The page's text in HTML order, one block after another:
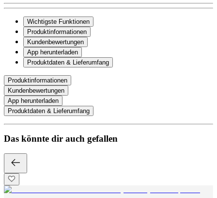
Wichtigste Funktionen
Produktinformationen
Kundenbewertungen
App herunterladen
Produktdaten & Lieferumfang
Produktinformationen
Kundenbewertungen
App herunterladen
Produktdaten & Lieferumfang
Das könnte dir auch gefallen